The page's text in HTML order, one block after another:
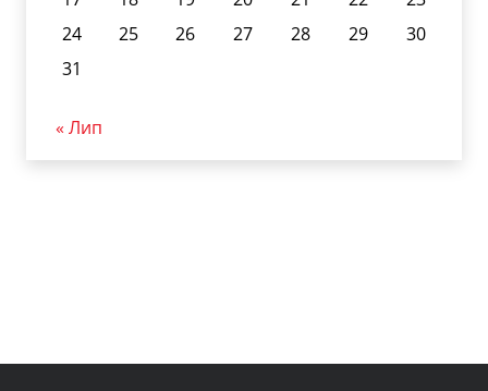
24
25 26 27 28 29
30
31
« Лип